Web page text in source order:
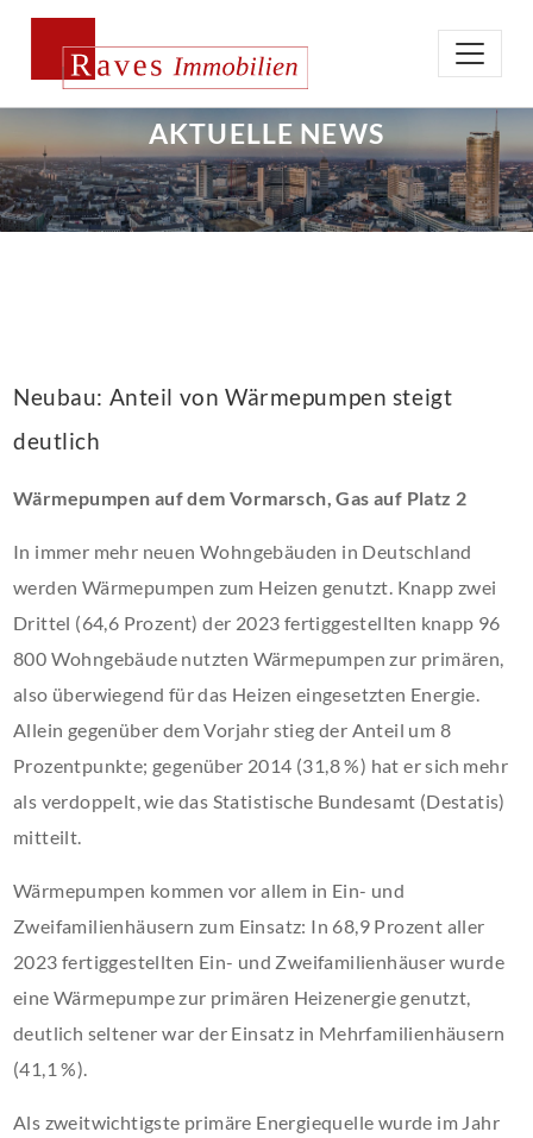
AKTUELLE NEWS
Neubau: Anteil von Wärmepumpen steigt
deutlich
Wärmepumpen auf dem Vormarsch, Gas auf Platz 2
In immer mehr neuen Wohngebäuden in Deutschland
werden Wärmepumpen zum Heizen genutzt. Knapp zwei
Drittel (64,6 Prozent) der 2023 fertiggestellten knapp 96
800 Wohngebäude nutzten Wärmepumpen zur primären,
also überwiegend für das Heizen eingesetzten Energie.
Allein gegenüber dem Vorjahr stieg der Anteil um 8
Prozentpunkte; gegenüber 2014 (31,8 %) hat er sich mehr
als verdoppelt, wie das Statistische Bundesamt (Destatis)
mitteilt.
Wärmepumpen kommen vor allem in Ein- und
Zweifamilienhäusern zum Einsatz: In 68,9 Prozent aller
2023 fertiggestellten Ein- und Zweifamilienhäuser wurde
eine Wärmepumpe zur primären Heizenergie genutzt,
deutlich seltener war der Einsatz in Mehrfamilienhäusern
(41,1 %).
Als zweitwichtigste primäre Energiequelle wurde im Jahr